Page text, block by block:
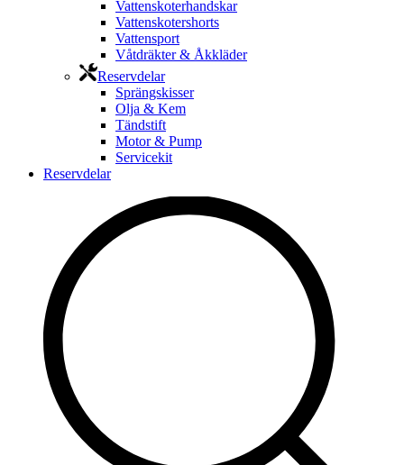
Vattenskoterhandskar
Vattenskotershorts
Vattensport
Våtdräkter & Åkkläder
Reservdelar
Sprängskisser
Olja & Kem
Tändstift
Motor & Pump
Servicekit
Reservdelar